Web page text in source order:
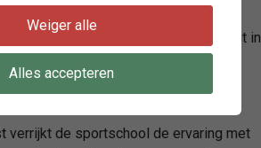
er een unieke, allesomvattende
Het onderscheidend vermogen ligt in
lidmaatschap, waarbij ouders
terwijl de kinderen vermaakt
deelnemen aan educatieve
verrijkt de sportschool de ervaring met
Weiger alle
Alles accepteren